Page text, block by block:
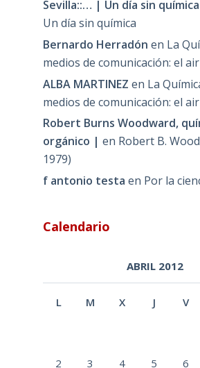
Sevilla::… | Un día sin
Un día sin química
Bernardo Herradón en La
medios de comunicación: el
ALBA MARTINEZ en La
medios de comunicación: el
Robert Burns Woodward,
orgánico | en Robert B.
1979)
f antonio testa en Por la
Calendario
ABRIL 2012
L M X J V
2 3 4 5 6